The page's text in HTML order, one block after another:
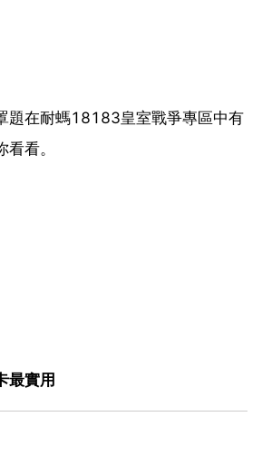
題在耐螞18183皇室戰爭專區中有
看。
最實用